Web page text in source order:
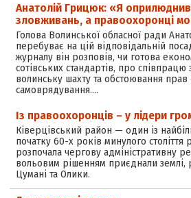
Анатолій Грицюк: «Я
зловживань, а правоохоронці
Голова Волинської обласної ради
перебуває на цій відповідальній
журналу він розповів, чи готова
сотівських стандартів, про співпрацю
волинську шахту та обстоювання прав
самоврядування.…
Із правоохоронців – у лідери
Ківерцівський район — один із
початку 60-х років минулого століття
розпочала чергову адміністративну
вольовим рішенням приєднали землі,
Цумані та Олики.